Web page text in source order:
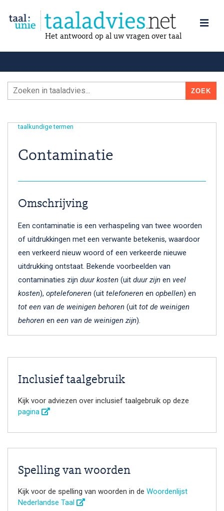
Het antwoord op al uw vragen over taal
taalkundige termen
Contaminatie
Omschrijving
Een contaminatie is een verhaspeling van twee woorden
of uitdrukkingen met een verwante betekenis, waardoor
een verkeerd nieuw woord of een verkeerde nieuwe
uitdrukking ontstaat. Bekende voorbeelden van
contaminaties zijn duur kosten (uit duur zijn en veel
kosten), optelefoneren (uit telefoneren en opbellen) en
tot een van de weinigen behoren (uit tot de weinigen
behoren en een van de weinigen zijn).
Inclusief taalgebruik
Kijk voor adviezen over inclusief taalgebruik op deze
pagina
Spelling van woorden
Kijk voor de spelling van woorden in de Woordenlijst
Nederlandse Taal